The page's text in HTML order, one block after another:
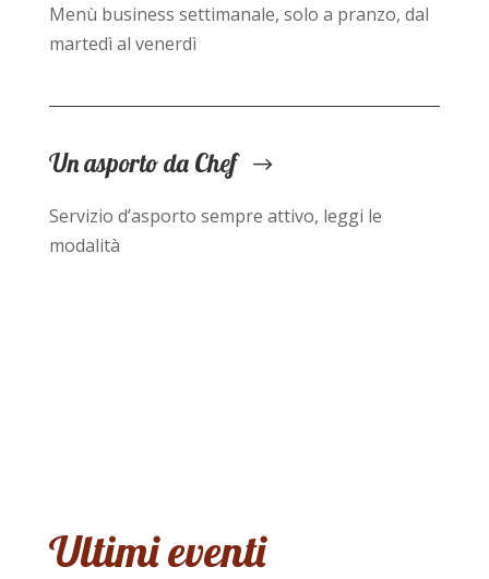
Menù business settimanale, solo a pranzo, dal
martedì al venerdì
Un asporto da Chef
Servizio d’asporto sempre attivo, leggi le
modalità
Ultimi eventi